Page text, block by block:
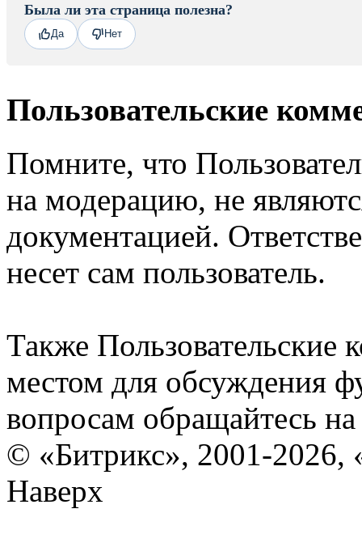
Была ли эта страница полезна?
Да Нет
Пользовательские
Помните, что
на модерацию, не
документацией.
несет сам пользователь.
Также Пользовательские
местом для обсуждения
вопросам обращайтесь
© «Битрикс», 2001-2026,
Наверх